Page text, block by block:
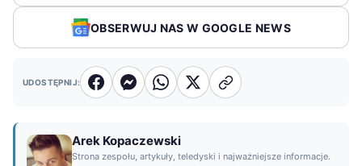
OBSERWUJ NAS W GOOGLE NEWS
UDOSTĘPNIJ:
Arek Kopaczewski
Strona zespołu, artykuły, teledyski i najważniejsze informacje.